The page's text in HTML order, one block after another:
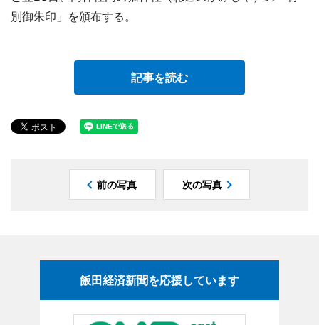
別御朱印」を頒布する。
記事を読む
前の写真 次の写真
飯田経済新聞を応援しています